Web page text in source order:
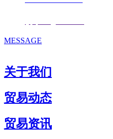
MESSAGE
关于我们
贸易动态
贸易资讯